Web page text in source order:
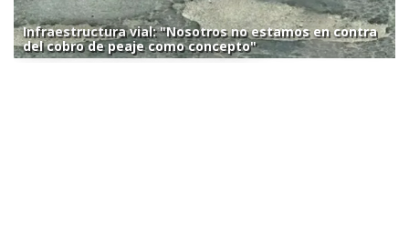
Infraestructura vial: "Nosotros no estamos en contra
del cobro de peaje como concepto"